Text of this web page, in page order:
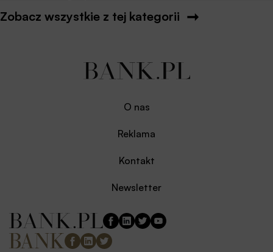
Zobacz wszystkie z tej kategorii
O nas
Reklama
Kontakt
Newsletter